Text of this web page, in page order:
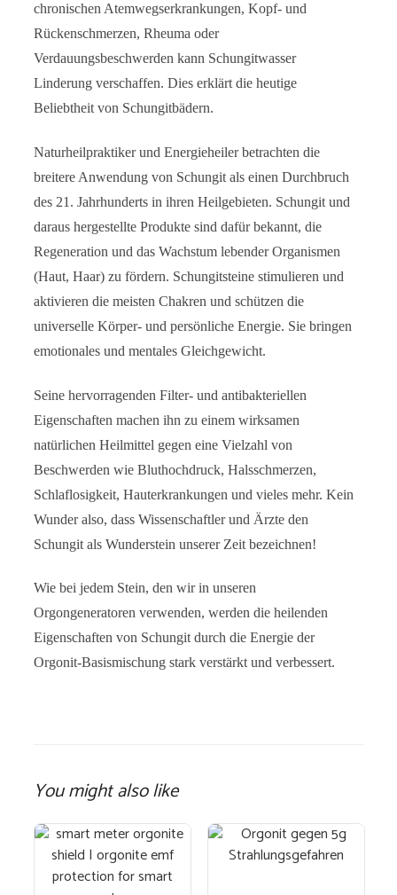
chronischen Atemwegserkrankungen, Kopf- und
Rückenschmerzen, Rheuma oder
Verdauungsbeschwerden kann Schungitwasser
Linderung verschaffen. Dies erklärt die heutige
Beliebtheit von Schungitbädern.
Naturheilpraktiker und Energieheiler betrachten die
breitere Anwendung von Schungit als einen Durchbruch
des 21. Jahrhunderts in ihren Heilgebieten. Schungit und
daraus hergestellte Produkte sind dafür bekannt, die
Regeneration und das Wachstum lebender Organismen
(Haut, Haar) zu fördern. Schungitsteine stimulieren und
aktivieren die meisten Chakren und schützen die
universelle Körper- und persönliche Energie. Sie bringen
emotionales und mentales Gleichgewicht.
Seine hervorragenden Filter- und antibakteriellen
Eigenschaften machen ihn zu einem wirksamen
natürlichen Heilmittel gegen eine Vielzahl von
Beschwerden wie Bluthochdruck, Halsschmerzen,
Schlaflosigkeit, Hauterkrankungen und vieles mehr. Kein
Wunder also, dass Wissenschaftler und Ärzte den
Schungit als Wunderstein unserer Zeit bezeichnen!
Wie bei jedem Stein, den wir in unseren
Orgongeneratoren verwenden, werden die heilenden
Eigenschaften von Schungit durch die Energie der
Orgonit-Basismischung stark verstärkt und verbessert.
You might also like
Dieses
Produkt